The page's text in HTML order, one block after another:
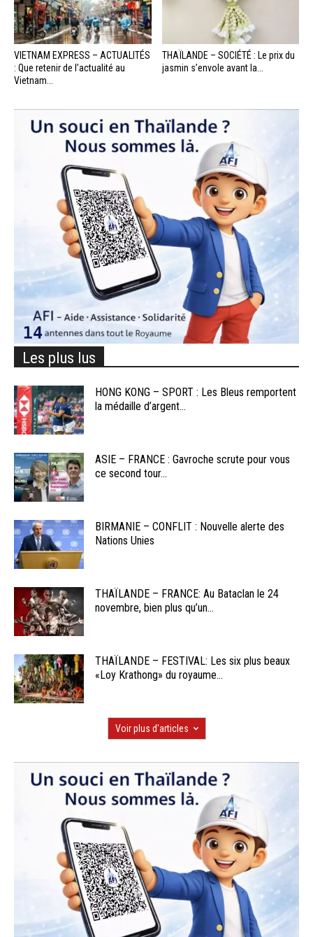
VIETNAM EXPRESS – ACTUALITÉS
: Que retenir de l’actualité au
Vietnam...
THAÏLANDE – SOCIÉTÉ : Le prix du
jasmin s’envole avant la...
Les plus lus
HONG KONG – SPORT : Les Bleus remportent
la médaille d’argent...
ASIE – FRANCE : Gavroche scrute pour vous
ce second tour...
BIRMANIE – CONFLIT : Nouvelle alerte des
Nations Unies
THAÏLANDE – FRANCE: Au Bataclan le 24
novembre, bien plus qu’un...
THAÏLANDE – FESTIVAL: Les six plus beaux
«Loy Krathong» du royaume...
Voir plus d'articles